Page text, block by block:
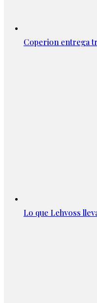
Coperion entrega
Lo que Lehvoss